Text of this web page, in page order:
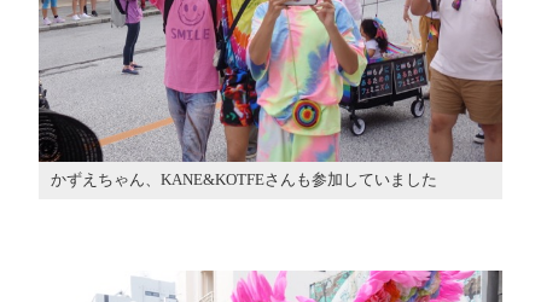
かずえちゃん、KANE&KOTFEさんも参加していました